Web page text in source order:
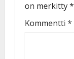
on merkitty*
Kommentti *